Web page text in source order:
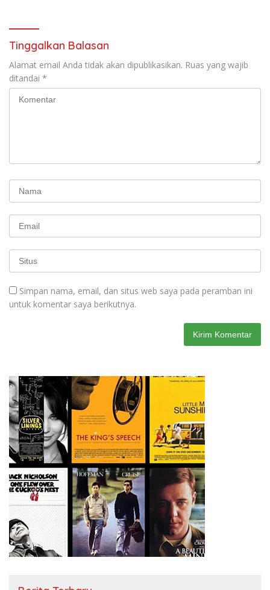
Tinggalkan Balasan
Alamat email Anda tidak akan dipublikasikan. Ruas yang wajib
ditandai *
Simpan nama, email, dan situs web saya pada peramban ini
untuk komentar saya berikutnya.